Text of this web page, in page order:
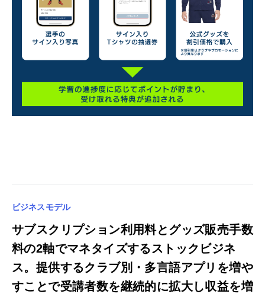
ビジネスモデル
サブスクリプション利用料とグッズ販売手数
料の2軸でマネタイズするストックビジネ
ス。提供するクラブ別・多言語アプリを増や
すことで受講者数を継続的に拡大し収益を増